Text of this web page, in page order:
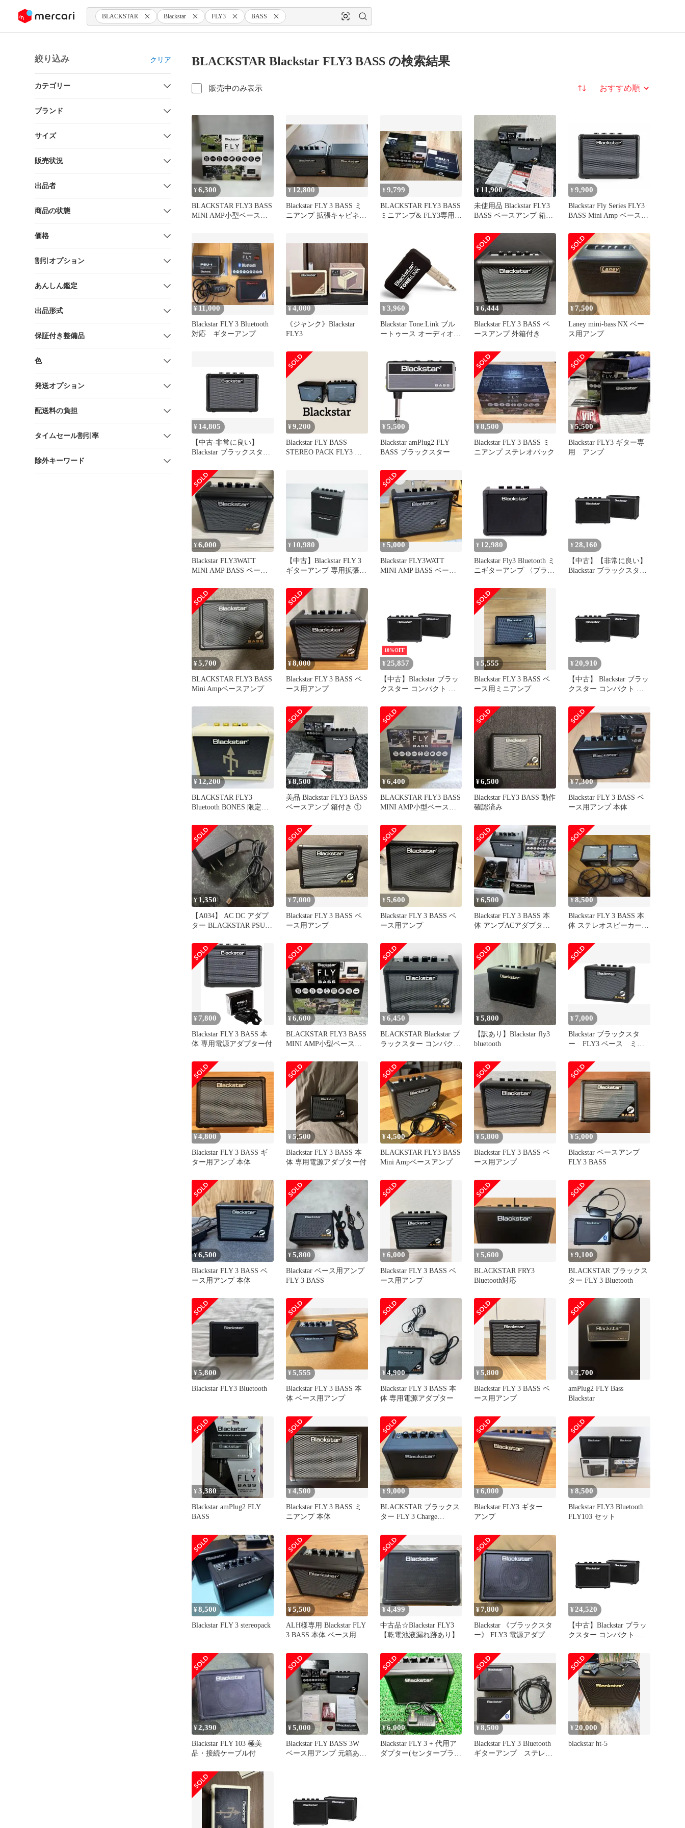
ツにスキップ BLACKSTAR Blackstar FLY3 BASS
絞り込み クリア
カテゴリー
ブランド
サイズ
販売状況
出品者
商品の状態
価格
割引オプション
あんしん鑑定
出品形式
保証付き整備品
色
発送オプション
配送料の負担
タイムセール割引率
除外キーワード
BLACKSTAR Blackstar FLY3 BASS の検索結果
販売中のみ表示 並び替え
¥6,300
BLACKSTAR FLY3 BASS
MINI AMP小型ベースア
¥12,800
Blackstar FLY 3 BASS ミ
ニアンプ 拡張キャビネッ
¥9,799
BLACKSTAR FLY3 BASS
ミニアンプ& FLY3専用ア
¥11,900
未使用品 Blackstar FLY3
BASS ベースアンプ 箱付
¥ 9,900
Blackstar Fly Series FLY3
BASS Mini Amp ベースア
¥ 11,000
Blackstar FLY 3 Bluetooth
対応 ギターアンプ
¥4,000
《ジャンク》Blackstar
FLY3
¥ 3,960
Blackstar Tone:Link ブル
ートゥース オーディオレ
¥6,444
Blackstar FLY 3 BASS ベ
ースアンプ 外箱付き
¥7,500
Laney mini-bass NX ベー
ス用アンプ
¥ 14,805
【中古-非常に良い】
Blackstar ブラックスター
アンプ
¥9,200
Blackstar FLY BASS
STEREO PACK FLY3 美
¥ 5,500
Blackstar amPlug2 FLY
BASS ブラックスター
¥8,500
Blackstar FLY 3 BASS ミ
ニアンプ ステレオパック
¥5,500
Blackstar FLY3 ギター専
用 アンプ
¥6,000
Blackstar FLY3WATT
MINI AMP BASS ベース
¥ 10,980
【中古】Blackstar FLY 3
ギターアンプ 専用拡張ス
¥5,000
Blackstar FLY3WATT
MINI AMP BASS ベース
¥ 12,980
Blackstar Fly3 Bluetooth ミ
ニギターアンプ 〈ブラッ
¥ 28,160
【中古】【非常に良い】
Blackstar ブラックスター
¥5,700
BLACKSTAR FLY3 BASS
Mini Ampベースアンプ
¥8,000
Blackstar FLY 3 BASS ベ
ース用アンプ
10%OFF
¥ 25,857
【中古】Blackstar ブラッ
クスター コンパクト ギ
Pack ポータブル スピー
カーセット パソコンスピ
ーカー 3W
¥5,555
Blackstar FLY 3 BASS ベ
ース用ミニアンプ
¥ 20,910
【中古】 Blackstar ブラッ
クスター コンパクト ギ
Pack ポータブル スピー
カーセット パソコンスピ
ーカー 3W
¥ 12,200
BLACKSTAR FLY3
Bluetooth BONES 限定カ
¥8,500
美品 Blackstar FLY3 BASS
ベースアンプ 箱付き ①
¥6,400
BLACKSTAR FLY3 BASS
MINI AMP小型ベースア
¥6,500
Blackstar FLY3 BASS 動作
確認済み
¥7,300
Blackstar FLY 3 BASS ベ
ース用アンプ 本体
¥1,350
【A034】 AC DC アダプ
ター BLACKSTAR PSU-1
¥7,000
Blackstar FLY 3 BASS ベ
ース用アンプ
¥5,600
Blackstar FLY 3 BASS ベ
ース用アンプ
¥6,500
Blackstar FLY 3 BASS 本
体 アンプACアダプター
¥8,500
Blackstar FLY 3 BASS 本
体 ステレオスピーカー付
¥ 7,800
Blackstar FLY 3 BASS 本
体 専用電源アダプター付
¥6,600
BLACKSTAR FLY3 BASS
MINI AMP小型ベースア
¥6,450
BLACKSTAR Blackstar ブ
ラックスター コンパクト
¥5,800
【訳あり】Blackstar fly3
bluetooth
¥ 7,000
Blackstar ブラックスタ
ー FLY3 ベース ミニ
¥4,800
Blackstar FLY 3 BASS ギ
ター用アンプ 本体
¥5,500
Blackstar FLY 3 BASS 本
体 専用電源アダプター付
¥4,500
BLACKSTAR FLY3 BASS
Mini Ampベースアンプ
¥5,800
Blackstar FLY 3 BASS ベ
ース用アンプ
¥5,000
Blackstar ベースアンプ
FLY 3 BASS
¥6,500
Blackstar FLY 3 BASS ベ
ース用アンプ 本体
¥5,800
Blackstar ベース用アンプ
FLY 3 BASS
¥6,000
Blackstar FLY 3 BASS ベ
ース用アンプ
¥5,600
BLACKSTAR FRY3
Bluetooth対応
¥9,100
BLACKSTAR ブラックス
ター FLY 3 Bluetooth
¥5,800
Blackstar FLY3 Bluetooth
¥5,555
Blackstar FLY 3 BASS 本
体 ベース用アンプ
¥4,900
Blackstar FLY 3 BASS 本
体 専用電源アダプター
¥5,800
Blackstar FLY 3 BASS ベ
ース用アンプ
¥2,700
amPlug2 FLY Bass
Blackstar
¥3,380
Blackstar amPlug2 FLY
BASS
¥4,500
Blackstar FLY 3 BASS ミ
ニアンプ 本体
¥9,000
BLACKSTAR ブラックス
ター FLY 3 Charge
¥6,000
Blackstar FLY3 ギター
アンプ
¥8,500
Blackstar FLY3 Bluetooth
FLY103 セット
¥8,500
Blackstar FLY 3 stereopack
¥5,500
ALH様専用 Blackstar FLY
3 BASS 本体 ベース用ア
¥4,499
中古品☆Blackstar FLY3
【乾電池液漏れ跡あり】
¥7,800
Blackstar 《ブラックスタ
ー》 FLY3 電源アダプタ
¥ 24,520
【中古】Blackstar ブラッ
クスター コンパクト ギ
Pack ポータブル スピー
カーセット パソコンスピ
ーカー 3W
¥2,390
Blackstar FLY 103 極美
品・接続ケーブル付
¥5,000
Blackstar FLY BASS 3W
ベース用アンプ 元箱あり
¥6,000
Blackstar FLY 3 + 代用ア
ダプター(センタープラ
¥8,500
Blackstar FLY 3 Bluetooth
ギターアンプ ステレオ
¥20,000
blackstar ht-5